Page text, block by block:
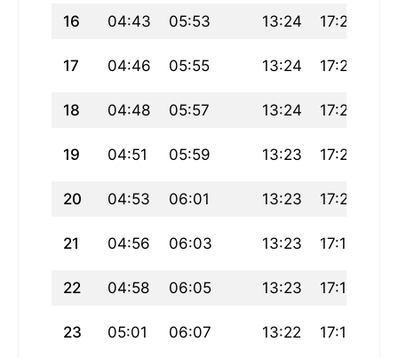
16 04:43 05:53 13:24 17:26
17 04:46 05:55 13:24 17:25
18 04:48 05:57 13:24 17:23
19 04:51 05:59 13:23 17:22
20 04:53 06:01 13:23 17:21
21 04:56 06:03 13:23 17:19
22 04:58 06:05 13:23 17:18
23 05:01 06:07 13:22 17:16